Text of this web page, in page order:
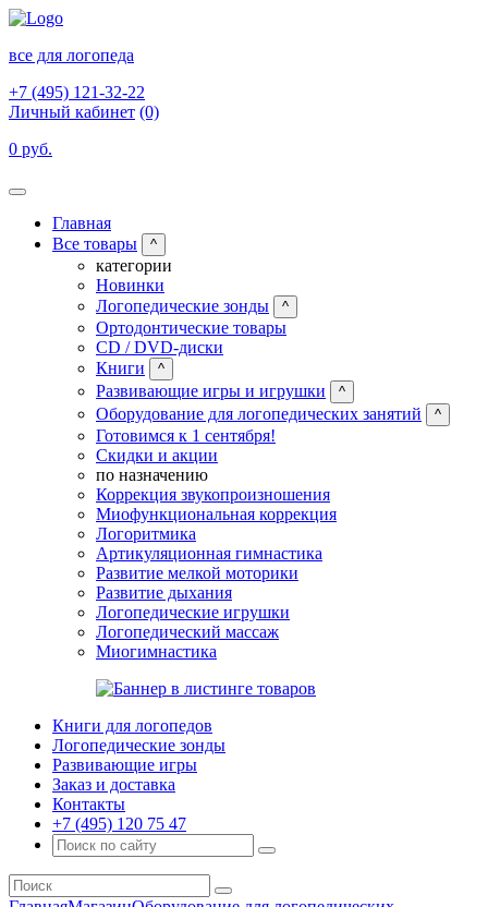
все для логопеда
+7 (495) 121-32-22
Личный кабинет (0)
0 руб.
Главная
Все товары
^
категории
Новинки
Логопедические зонды
^
Ортодонтические товары
CD / DVD-диски
Книги
^
Развивающие игры и игрушки ^
Оборудование для логопедических занятий ^
Готовимся к 1 сентября!
Скидки и акции
по назначению
Коррекция звукопроизношения
Миофункциональная коррекция
Логоритмика
Артикуляционная гимнастика
Развитие мелкой моторики
Развитие дыхания
Логопедические игрушки
Логопедический массаж
Миогимнастика
Книги для логопедов
Логопедические зонды
Развивающие игры
Заказ и доставка
Контакты
+7 (495) 120 75 47